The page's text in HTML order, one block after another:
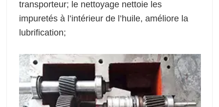
transporteur; le nettoyage nettoie les
impuretés à l’intérieur de l’huile, améliore la
lubrification;